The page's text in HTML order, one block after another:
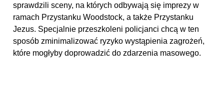
sprawdzili sceny, na których odbywają się imprezy w
ramach Przystanku Woodstock, a także Przystanku
Jezus. Specjalnie przeszkoleni policjanci chcą w ten
sposób zminimalizować ryzyko wystąpienia zagrożeń,
które mogłyby doprowadzić do zdarzenia masowego.